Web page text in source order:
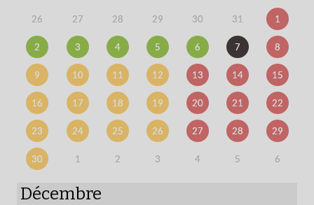
26 27 28 29 30 31 1
2 3 4 5 6 7 8
9 10 11 12 13 14 15
16 17 18 19 20 21 22
23 24 25 26 27 28 29
30 1 2 3 4 5 6
Décembre